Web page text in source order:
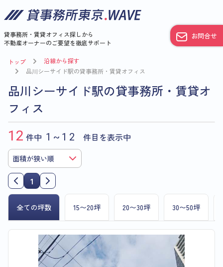
貸事務所・賃貸オフィス探しから
不動産オーナーのご要望を徹底サポート
お問合せ
トップ
沿線から探す
品川シーサイド駅の貸事務所・賃貸オフィス
品川シーサイド駅の貸事務所・賃貸オ
フィス
12 件中 1~12 件目を表示中
1
全ての坪数 15〜20坪 20〜30坪 30〜50坪